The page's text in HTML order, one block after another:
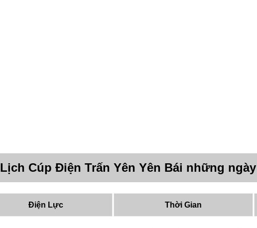
Lịch Cúp Điện Trấn Yên Yên Bái những
Điện Lực Thời Gian